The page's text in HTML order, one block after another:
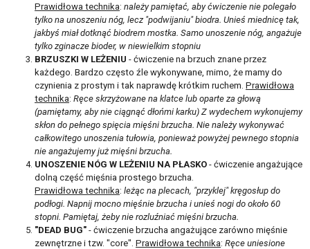
Prawidłowa technika: należy pamiętać, aby ćwiczenie nie polegało
tylko na unoszeniu nóg, lecz "podwijaniu" biodra. Unieś miednicę tak,
jakbyś miał dotknąć biodrem mostka. Samo unoszenie nóg, angażuje
tylko zginacze bioder, w niewielkim stopniu
BRZUSZKI W LEŻENIU - ćwiczenie na brzuch znane przez
każdego. Bardzo często źle wykonywane, mimo, że mamy do
czynienia z prostym i tak naprawdę krótkim ruchem. Prawidłowa
technika: Ręce skrzyżowane na klatce lub oparte za głową
(pamiętamy, aby nie ciągnąć dłońmi karku) Z wydechem wykonujemy
skłon do pełnego spięcia mięśni brzucha. Nie należy wykonywać
całkowitego unoszenia tułowia, ponieważ powyżej pewnego stopnia
nie angażujemy już mięśni brzucha.
UNOSZENIE NÓG W LEŻENIU NA PŁASKO - ćwiczenie angażujące
dolną część mięśnia prostego brzucha.
Prawidłowa technika: leżąc na plecach, "przyklej" kręgosłup do
podłogi. Napnij mocno mięśnie brzucha i unieś nogi do około 60
stopni. Pamiętaj, żeby nie rozluźniać mięśni brzucha.
"DEAD BUG" - ćwiczenie brzucha angażujące zarówno mięśnie
zewnętrzne i tzw. "core". Prawidłowa technika: Ręce uniesione